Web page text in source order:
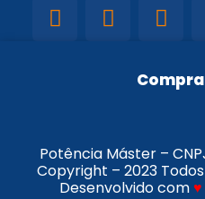
Potência Máster –
Copyright – 2023
Desenvolvido com♥